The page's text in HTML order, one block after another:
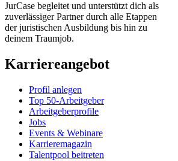
JurCase begleitet und unterstützt dich als
zuverlässiger Partner durch alle Etappen
der juristischen Ausbildung bis hin zu
deinem Traumjob.
Karriereangebot
Profil anlegen
Top 50-Arbeitgeber
Arbeitgeberprofile
Jobs
Events & Webinare
Karrieremagazin
Talentpool beitreten